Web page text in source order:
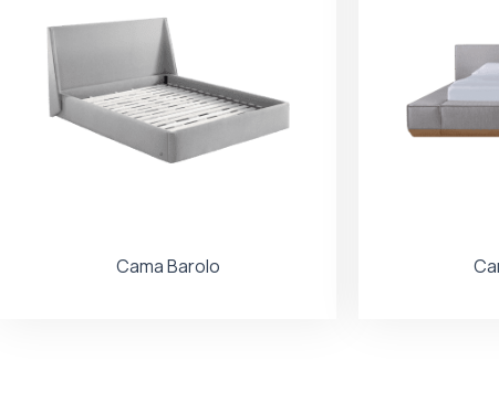
Cama Barolo